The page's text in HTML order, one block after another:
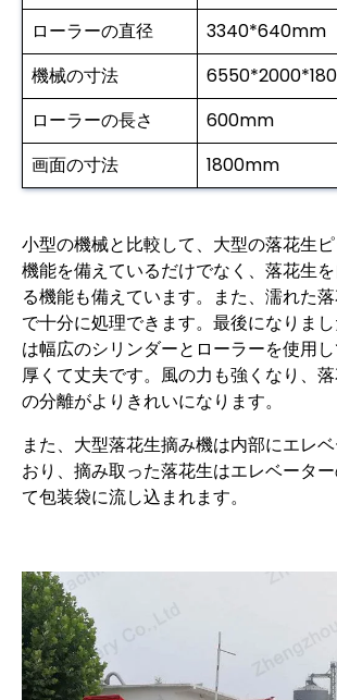
ローラーの直径
3340*640mm
機械の寸法
ローラーの長さ
600mm
画面の寸法
1800mm
小型の機械と比較して、大型の落花生
機能を備えているだけでなく、落花生
る機能も備えています。また、濡れた
で十分に処理できます。最後になりま
は幅広のシリンダーとローラーを使用
厚くて丈夫です。風の力も強くなり、
の分離がよりきれいになります。
また、大型落花生摘み機は内部にエレ
おり、摘み取った落花生はエレベータ
て包装袋に流し込まれます。